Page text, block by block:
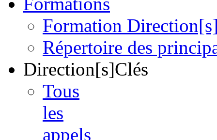
Formation
Répertoire des
Direction[s]Clés
Tous
les
appels